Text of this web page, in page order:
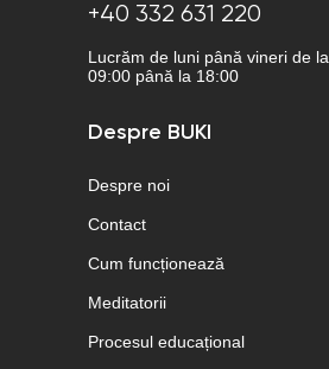
+40 332 631 220
Lucrăm de luni până vineri de la
09:00 până la 18:00
Despre BUKI
Despre noi
Contact
Cum funcționează
Meditatorii
Procesul educațional